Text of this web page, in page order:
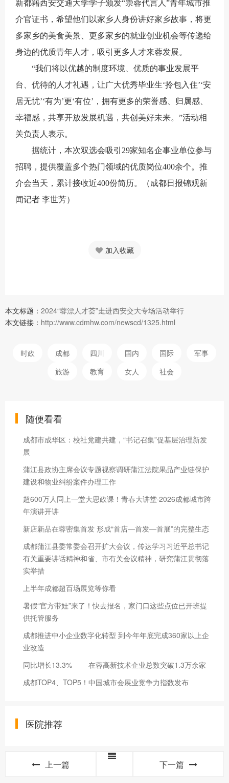
新都籍西安交通大学学子颁发“崇蓉代言人”青年城市推
介官证书，希望他们以家乡人身份讲好家乡故事，将更
多家乡的美食美景、更多家乡的就业创业机会等传递给
身边的优质青年人才，吸引更多人才来蓉发展。
“我们将以优越的制度环境、优质的事业发展平
台、优待的人才礼遇，让广大优秀毕业生‘拎包入住’‘安
居无忧’‘有为’更‘有位’，拥有更多的荣誉感、归属感、
幸福感，共享开放发展机遇，共创美好未来。”活动相
关负责人表示。
据统计，本次双选会吸引29家知名企事业单位参与
招聘，提供覆盖多个热门领域的优质岗位400余个。推
介会当天，累计接收近400份简历。
（成都日报锦观新
闻记者 李世芳）
加入收藏
本文标题： 2024“蓉漂人才荟”走进西安交大专场活动举行
本文链接： http://www.cdmhw.com/newscd/1325.html
时政 成都 四川 国内 国际
军事
旅游
教育 女人 社会
随便看看
成都市成华区：校社党建共建，“书记召集”促基层治理新发
展
蒲江县政协主席会议专题视察调研蒲江法院果品产业链保护
建设和物业纠纷案件办理工作
超600万人同上一堂大思政课！青春大讲堂·2026成都城市跨
年演讲开讲
新店新品在蓉密集首发 形成“首店—首发—首展”的完整生态
成都蒲江县委常委会召开扩大会议，传达学习习近平总书记
有关重要讲话精神和省、市有关会议精神，研究蒲江贯彻落
实举措
上半年成都超百场展览等你看
暑假“官方带娃”来了！快去报名，家门口这些点位已开班提
供托管服务
成都推进中小企业数字化转型 到今年年底完成360家以上企
业改造
同比增长13.3% 在蓉高新技术企业总数突破1.3万余家
成都TOP4、TOP5！中国城市会展业竞争力指数发布
医院推荐
上一篇 下一篇